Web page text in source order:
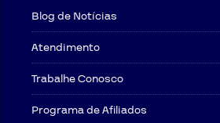
GRATUITAS!
Blog de Notícias
Atendimento
Trabalhe Conosco
Programa de Afiliados